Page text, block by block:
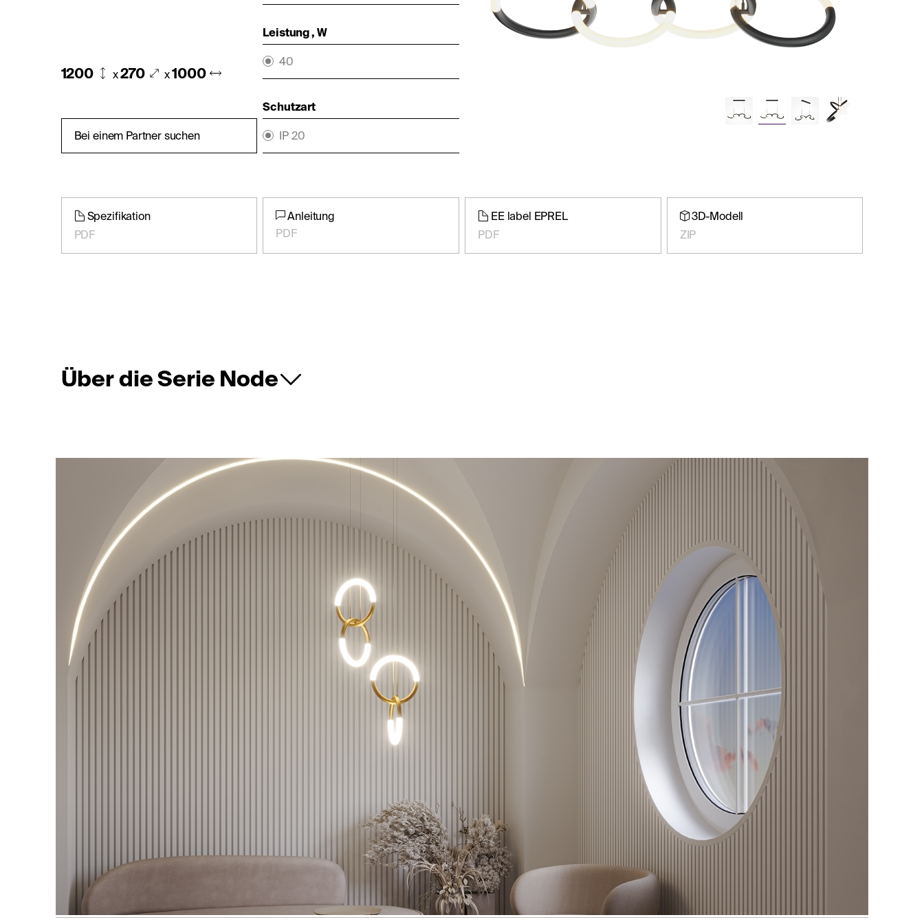
1200 x270 x1000
Bei einem Partner suchen
Leistung , W
40
Schutzart
IP 20
Spezifikation
PDF
Anleitung
PDF
EE label EPREL
PDF
3D-Modell
ZIP
Über die Serie Node